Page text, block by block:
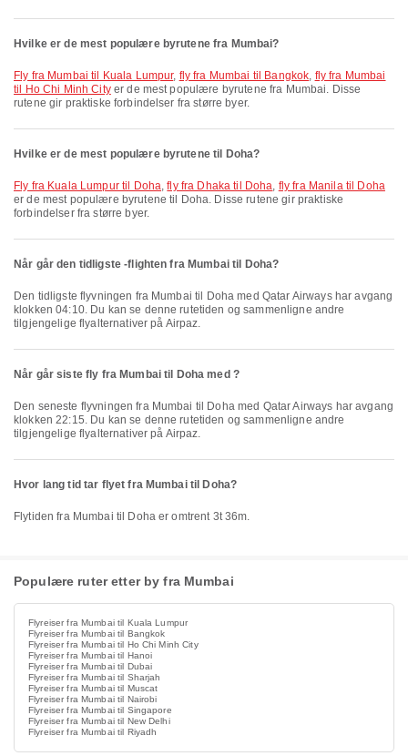
Hvilke er de mest populære byrutene fra Mumbai?
fly fra Mumbai til Kuala Lumpur, fly fra Mumbai til Bangkok, fly fra Mumbai
til Ho Chi Minh Cityer de mest populære byrutene fra Mumbai. Disse
rutene gir praktiske forbindelser fra større byer.
Hvilke er de mest populære byrutene til Doha?
fly fra Kuala Lumpur til Doha,fly fra Dhaka til Doha, fly fra Manila til Doha
er de mest populære byrutene til Doha. Disse rutene gir praktiske
forbindelser fra større byer.
Når går den tidligste -flighten fra Mumbai til Doha?
Den tidligste flyvningen fra Mumbai til Doha med Qatar Airways har avgang
klokken 04:10. Du kan se denne rutetiden og sammenligne andre
tilgjengelige flyalternativer på Airpaz.
Når går siste fly fra Mumbai til Doha med ?
Den seneste flyvningen fra Mumbai til Doha med Qatar Airways har avgang
klokken 22:15. Du kan se denne rutetiden og sammenligne andre
tilgjengelige flyalternativer på Airpaz.
Hvor lang tid tar flyet fra Mumbai til Doha?
Flytiden fra Mumbai til Doha er omtrent 3t 36m.
Populære ruter etter by fra Mumbai
Flyreiser fra Mumbai til Kuala Lumpur
Flyreiser fra Mumbai til Bangkok
Flyreiser fra Mumbai til Ho Chi Minh City
Flyreiser fra Mumbai til Hanoi
Flyreiser fra Mumbai til Dubai
Flyreiser fra Mumbai til Sharjah
Flyreiser fra Mumbai til Muscat
Flyreiser fra Mumbai til Nairobi
Flyreiser fra Mumbai til Singapore
Flyreiser fra Mumbai til New Delhi
Flyreiser fra Mumbai til Riyadh